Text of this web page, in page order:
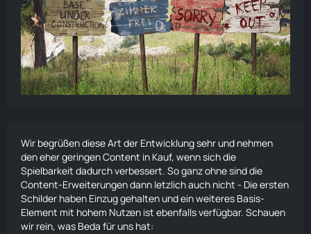
Wir begrüßen diese Art der Entwicklung sehr und nehmen
den eher geringen Content in Kauf, wenn sich die
Spielbarkeit dadurch verbessert. So ganz ohne sind die
Content-Erweiterungen dann letzlich auch nicht - Die ersten
Schilder haben Einzug gehalten und ein weiteres Basis-
Element mit hohem Nutzen ist ebenfalls verfügbar. Schauen
wir rein, was Beda für uns hat: